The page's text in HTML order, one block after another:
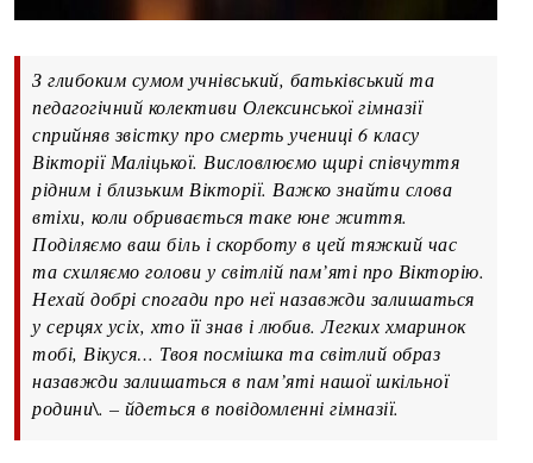
З глибоким сумом учнівський, батьківський та
педагогічний колективи Олексинської гімназії
сприйняв звістку про смерть учениці 6 класу
Вікторії Маліцької. Висловлюємо щирі співчуття
рідним і близьким Вікторії. Важко знайти слова
втіхи, коли обривається таке юне життя.
Поділяємо ваш біль і скорботу в цей тяжкий час
та схиляємо голови у світлій пам’яті про Вікторію.
Нехай добрі спогади про неї назавжди залишаться
у серцях усіх, хто її знав і любив. Легких хмаринок
тобі, Вікуся… Твоя посмішка та світлий образ
назавжди залишаться в пам’яті нашої шкільної
родини\. – йдеться в повідомленні гімназії.